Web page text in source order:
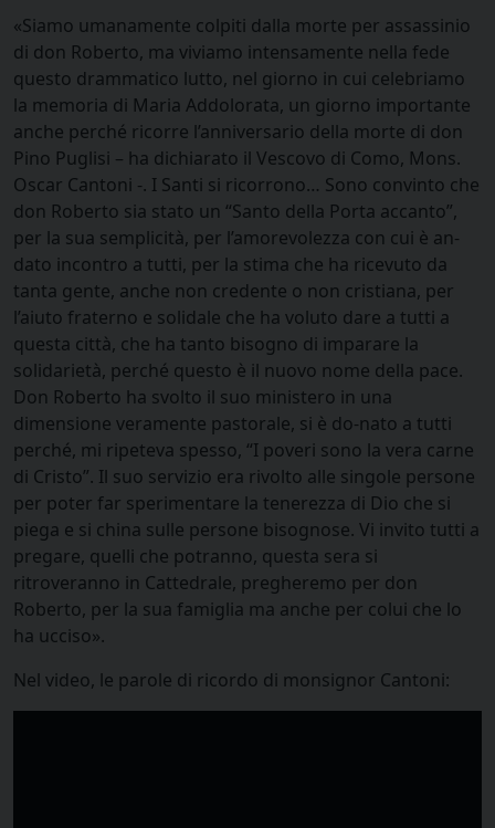
«Siamo umanamente colpiti dalla morte per assassinio
di don Roberto, ma viviamo intensamente nella fede
questo drammatico lutto, nel giorno in cui celebriamo
la memoria di Maria Addolorata, un giorno importante
anche perché ricorre l’anniversario della morte di don
Pino Puglisi – ha dichiarato il Vescovo di Como, Mons.
Oscar Cantoni -. I Santi si ricorrono… Sono convinto che
don Roberto sia stato un “Santo della Porta accanto”,
per la sua semplicità, per l’amorevolezza con cui è an-
dato incontro a tutti, per la stima che ha ricevuto da
tanta gente, anche non credente o non cristiana, per
l’aiuto fraterno e solidale che ha voluto dare a tutti a
questa città, che ha tanto bisogno di imparare la
solidarietà, perché questo è il nuovo nome della pace.
Don Roberto ha svolto il suo ministero in una
dimensione veramente pastorale, si è do-nato a tutti
perché, mi ripeteva spesso, “I poveri sono la vera carne
di Cristo”. Il suo servizio era rivolto alle singole persone
per poter far sperimentare la tenerezza di Dio che si
piega e si china sulle persone bisognose. Vi invito tutti a
pregare, quelli che potranno, questa sera si
ritroveranno in Cattedrale, pregheremo per don
Roberto, per la sua famiglia ma anche per colui che lo
ha ucciso».
Nel video, le parole di ricordo di monsignor Cantoni: